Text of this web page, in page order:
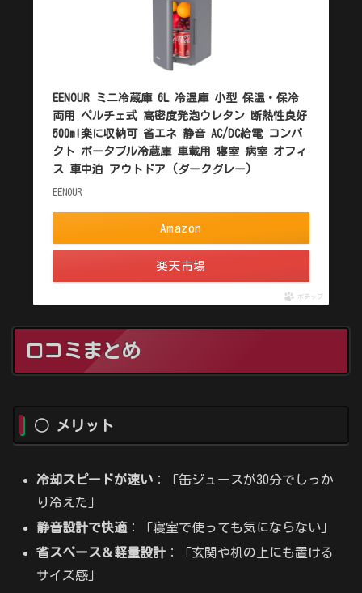
EENOUR ミニ冷蔵庫 6L 冷温庫 小型 保温・保冷
両用 ペルチェ式 高密度発泡ウレタン 断熱性良好
500ml楽に収納可 省エネ 静音 AC/DC給電 コンパ
クト ポータブル冷蔵庫 車載用 寝室 病室 オフィ
ス 車中泊 アウトドア (ダークグレー)
EENOUR
Amazon
楽天市場
ポチップ
口コミまとめ
◯ メリット
冷却スピードが速い ：「缶ジュースが30分でしっか
り冷えた」
静音設計で快適：「寝室で使っても気にならない」
省スペース＆軽量設計 ：「玄関や机の上にも置ける
サイズ感」